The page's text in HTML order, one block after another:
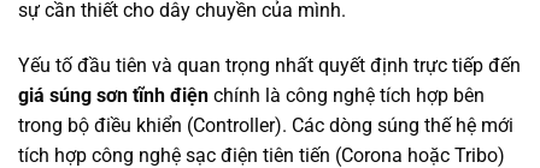
sự cần thiết cho dây chuyền của mình.
Yếu tố đầu tiên và quan trọng nhất quyết định trực tiếp đến
giá súng sơn tĩnh điện chính là công nghệ tích hợp bên
trong bộ điều khiển (Controller). Các dòng súng thế hệ mới
tích hợp công nghệ sạc điện tiên tiến (Corona hoặc Tribo)